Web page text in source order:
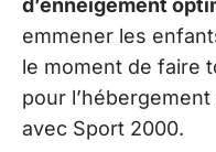
d’enneigement
emmener les
le moment de faire
pour
avec Sport 2000.